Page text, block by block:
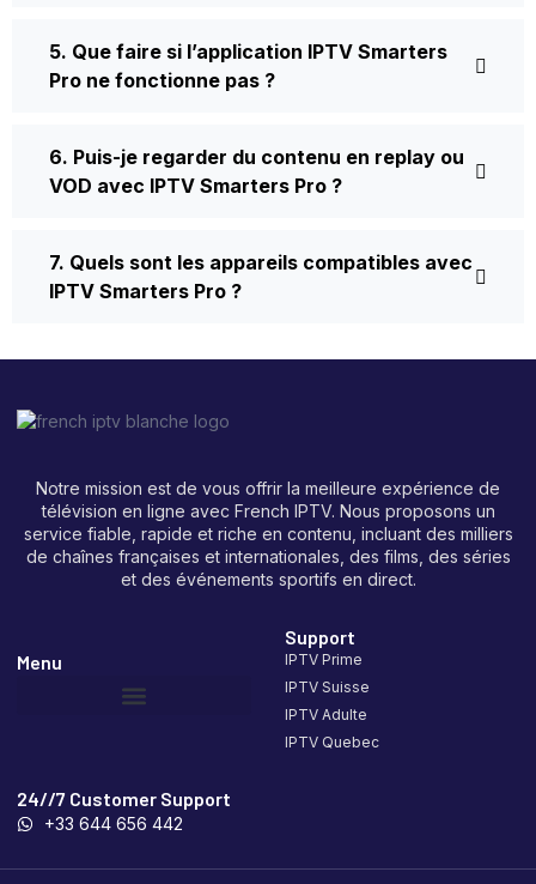
5. Que faire si l’application IPTV Smarters
Pro ne fonctionne pas ?
6. Puis-je regarder du contenu en replay ou
VOD avec IPTV Smarters Pro ?
7. Quels sont les appareils compatibles avec
IPTV Smarters Pro ?
Notre mission est de vous offrir la meilleure expérience de
télévision en ligne avec French IPTV. Nous proposons un
service fiable, rapide et riche en contenu, incluant des milliers
de chaînes françaises et internationales, des films, des séries
et des événements sportifs en direct.
Menu
Support
IPTV Prime
IPTV Suisse
IPTV Adulte
IPTV Quebec
24//7 Customer Support
+33 644 656 442